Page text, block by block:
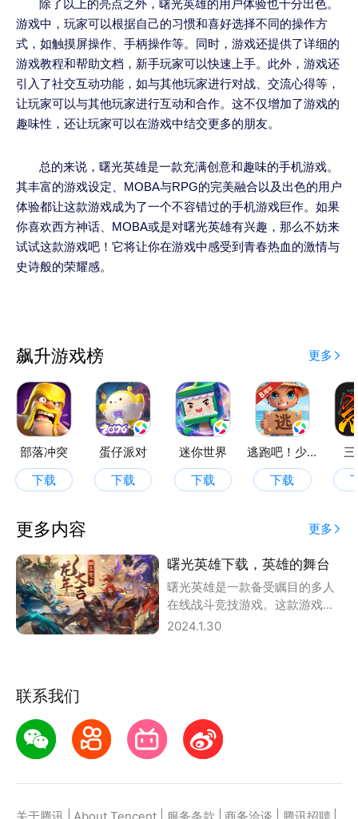
除了以上的亮点之外，曙光英雄的用户体验也十分出色。
游戏中，玩家可以根据自己的习惯和喜好选择不同的操作方
式，如触摸屏操作、手柄操作等。同时，游戏还提供了详细的
游戏教程和帮助文档，新手玩家可以快速上手。此外，游戏还
引入了社交互动功能，如与其他玩家进行对战、交流心得等，
让玩家可以与其他玩家进行互动和合作。这不仅增加了游戏的
趣味性，还让玩家可以在游戏中结交更多的朋友。
总的来说，曙光英雄是一款充满创意和趣味的手机游戏。
其丰富的游戏设定、MOBA与RPG的完美融合以及出色的用户
体验都让这款游戏成为了一个不容错过的手机游戏巨作。如果
你喜欢西方神话、MOBA或是对曙光英雄有兴趣，那么不妨来
试试这款游戏吧！它将让你在游戏中感受到青春热血的激情与
史诗般的荣耀感。
飙升游戏榜 更多
部落冲突
下载
蛋仔派对
下载
迷你世界
下载
逃跑吧！少年
下载
更多内容 更多
曙光英雄下载，英雄的舞台
2024.1.30
曙光英雄是一款备受瞩目的多人
在线战斗竞技游戏。这款游戏以
其丰富的英雄角色、独特的战斗
联系我们